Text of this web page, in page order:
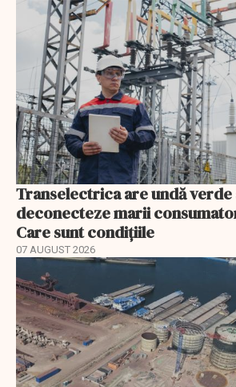
Transelectrica are undă verde
deconecteze marii
Care sunt condițiile
07 AUGUST 2026